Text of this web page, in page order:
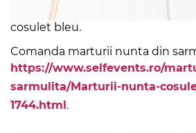
cosulet bleu.
Comanda marturii nunta din
https://www.selfevents.ro/
sarmulita/Marturii-nunta-
1744.html.